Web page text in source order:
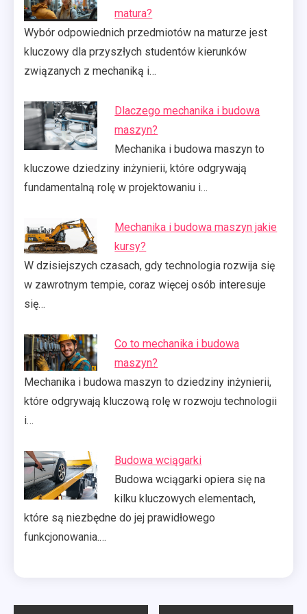
matura?
Wybór odpowiednich przedmiotów na maturze jest
kluczowy dla przyszłych studentów kierunków
związanych z mechaniką i…
Dlaczego mechanika i budowa
maszyn?
Mechanika i budowa maszyn to
kluczowe dziedziny inżynierii, które odgrywają
fundamentalną rolę w projektowaniu i…
Mechanika i budowa maszyn jakie
kursy?
W dzisiejszych czasach, gdy technologia rozwija się
w zawrotnym tempie, coraz więcej osób interesuje
się…
Co to mechanika i budowa
maszyn?
Mechanika i budowa maszyn to dziedziny inżynierii,
które odgrywają kluczową rolę w rozwoju technologii
i…
Budowa wciągarki
Budowa wciągarki opiera się na
kilku kluczowych elementach,
które są niezbędne do jej prawidłowego
funkcjonowania.…